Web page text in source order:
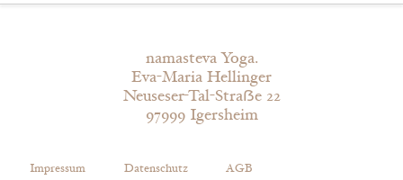
namasteva Yoga.
Eva-Maria Hellinger
Neuseser-Tal-Straẞe 22
97999 Igersheim
Impressum Datenschutz AGB